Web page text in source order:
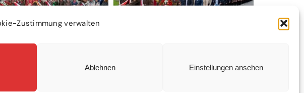
Zustimmung verwalten
Ablehnen Einstellungen ansehen